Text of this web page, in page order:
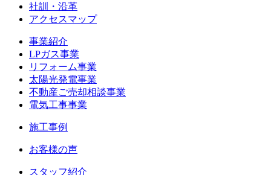
社訓・沿革
アクセスマップ
事業紹介
LPガス事業
リフォーム事業
太陽光発電事業
不動産ご売却相談事業
電気工事事業
施工事例
お客様の声
スタッフ紹介